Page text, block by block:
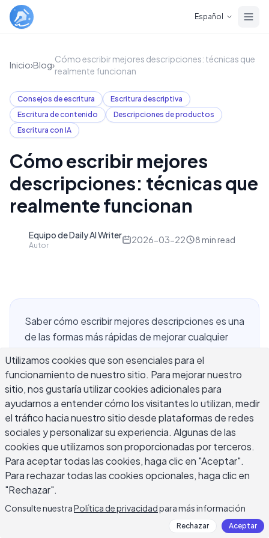
Español
Inicio›Blog›
Cómo escribir mejores descripciones: técnicas que
realmente funcionan
Consejos de escritura
Escritura descriptiva
Escritura de contenido
Descripciones de productos
Escritura con IA
Cómo escribir mejores
descripciones: técnicas que
realmente funcionan
Equipo de Daily AI Writer
Autor
2026-03-22 8 min read
Saber cómo escribir mejores descripciones es una
de las formas más rápidas de mejorar cualquier
productos, escenas de ficción, ofertas de trabajo
o títulos para redes sociales, una descripción
débil pierde lectores en segundos. Una fuerte los
atrae y los mantiene ahí. La diferencia rara vez
depende del talento. Depende de un puñado de
técnicas específicas que los escritores
experimentados aplican de manera consistente.
Esta guía desglosa esas técnicas en pasos que
puedes usar ahora mismo, sin importar qué estés
escribiendo.
Utilizamos cookies que son esenciales para el
funcionamiento de nuestro sitio. Para mejorar nuestro
sitio, nos gustaría utilizar cookies adicionales para
ayudarnos a entender cómo los visitantes lo utilizan, medir
el tráfico hacia nuestro sitio desde plataformas de redes
sociales y personalizar su experiencia. Algunas de las
cookies que utilizamos son proporcionadas por terceros.
Para aceptar todas las cookies, haga clic en "Aceptar".
Para rechazar todas las cookies opcionales, haga clic en
"Rechazar".
Consulte nuestraPolítica de privacidadpara más información
Rechazar Aceptar